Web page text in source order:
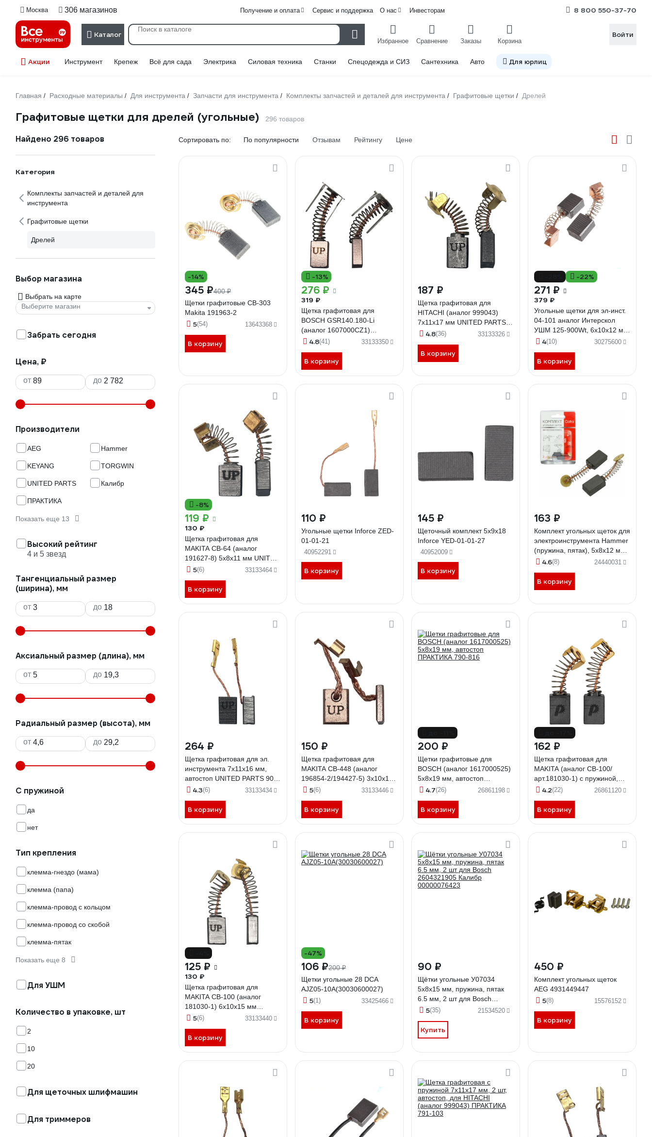
Москва 306 магазинов Получение и оплата Сервис и поддержка О нас Инвесторам 8 800 550-37-70
Каталог
Избранное Сравнение Заказы Корзина
Войти
Акции Инструмент Крепеж Всё для сада Электрика Силовая техника Станки Спецодежда и СИЗ Сантехника Авто Для юрлиц
Главная / Расходные материалы / Для инструмента / Запчасти для инструмента / Комплекты запчастей и деталей для инструмента / Графитовые щетки / Дрелей
Графитовые щетки для дрелей (угольные) 296 товаров
Найдено 296 товаров
Категория
Комплекты запчастей и деталей для
инструмента
Графитовые щетки
Дрелей
Выбор магазина
Выбрать на карте
Выберите магазин
Забрать сегодня
Цена, ₽
от до
Производители
AEG Hammer
KEYANG TORGWIN
UNITED PARTS Калибр
ПРАКТИКА
Показать еще 13
Высокий рейтинг
4 и 5 звезд
Тангенциальный размер
(ширина), мм
от до
Аксиальный размер (длина), мм
от до
Радиальный размер (высота), мм
от до
С пружиной
да
нет
Тип крепления
клемма-гнездо (мама)
клемма (папа)
клемма-провод с кольцом
клемма-провод со скобой
клемма-пятак
Показать еще 8
Для УШМ
Количество в упаковке, шт
2
10
20
Для щеточных шлифмашин
Для триммеров
Сортировать по: По популярности Отзывам Рейтингу Цене
-14%
345 ₽400 ₽
Щетки графитовые CB-303
Makita 191963-2
5(54) 13643368
В корзину
-13%
276 ₽
319 ₽
Щетка графитовая для
BOSCH GSR140.180-Li
(аналог 1607000CZ1)
4.7x8х11 мм UNITED PARTS
4.8(41) 33133350
В корзину
187 ₽
Щетка графитовая для
HITACHI (аналог 999043)
7x11x17 мм UNITED PARTS
90-0892
4.8(36) 33133326
В корзину
-22%
271 ₽
379 ₽
Угольные щетки для эл-инст.
04-101 аналог Интерскол
УШМ 125-900Wt, 6х10х12 мм,
10 шт TORGWIN T525910
4(10) 30275600
В корзину
-8%
119 ₽
130 ₽
Щетка графитовая для
MAKITA СВ-64 (аналог
191627-8) 5x8х11 мм UNITED
PARTS 90-0901
5(6) 33133464
В корзину
110 ₽
Угольные щетки Inforce ZED-
01-01-21
40952291
В корзину
145 ₽
Щеточный комплект 5х9х18
Inforce YED-01-01-27
40952009
В корзину
163 ₽
Комплект угольных щеток для
электроинструмента Hammer
(пружина, пятак), 5x8х12 мм,
2 шт COFRA SDH-34596
4.6(8) 24440031
В корзину
264 ₽
Щетка графитовая для эл.
инструмента 7x11x16 мм,
автостоп UNITED PARTS 90-
1285
4.3(6) 33133434
В корзину
150 ₽
Щетка графитовая для
MAKITA СВ-448 (аналог
196854-2/194427-5) 3x10x13
мм UNITED PARTS 90-0766
5(6) 33133446
В корзину
200 ₽
Щетки графитовые для
BOSCH (аналог 1617000525)
5x8x19 мм, автостоп
ПРАКТИКА 790-816
4.7(26) 26861198
В корзину
162 ₽
Щетка графитовая для
MAKITA (аналог CB-100/
арт.181030-1) с пружиной,
6x10x15 мм ПРАКТИКА 790-
4.2(22) 26861120
В корзину
125 ₽
130 ₽
Щетка графитовая для
MAKITA СВ-100 (аналог
181030-1) 6x10x15 мм
UNITED PARTS 90-0458
5(6) 33133440
В корзину
-47%
106 ₽200 ₽
Щетки угольные 28 DCA
AJZ05-10A(30030600027)
5(1) 33425466
В корзину
90 ₽
Щётки угольные У07034
5х8х15 мм, пружина, пятак
6.5 мм, 2 шт для Bosch
2604321905 Калибр
5(35) 21534520
Купить
450 ₽
Комплект угольных щеток
AEG 4931449447
5(8) 15576152
В корзину